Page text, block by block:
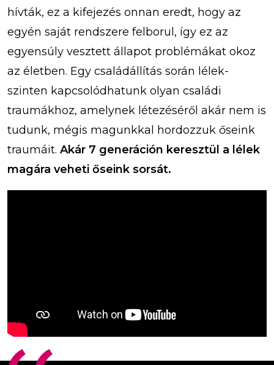
hívták, ez a kifejezés onnan eredt, hogy az
egyén saját rendszere felborul, így ez az
egyensúly vesztett állapot problémákat okoz
az életben. Egy családállítás során lélek-
szinten kapcsolódhatunk olyan családi
traumákhoz, amelynek létezéséről akár nem is
tudunk, mégis magunkkal hordozzuk őseink
traumáit. Akár 7 generáción keresztül a lélek
magára veheti őseink sorsát.